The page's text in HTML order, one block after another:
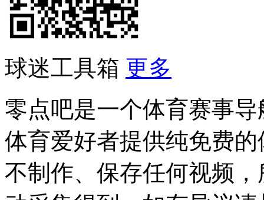
球迷工具箱 更多
零点吧是一个体育赛事
体育爱好者提供纯免费
不制作、保存任何视频